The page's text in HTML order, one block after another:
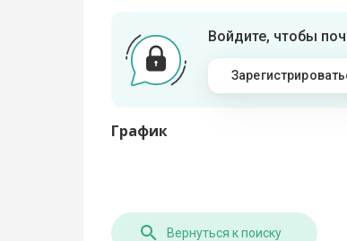
Войдите, чтобы
График
Вернуться к поиску